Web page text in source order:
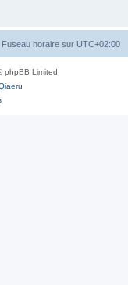
Fuseau horaire sur UTC+02:00
phpBB Limited